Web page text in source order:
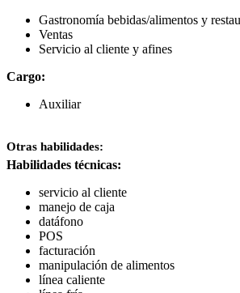
Gastronomía bebidas/alimentos y
Ventas
Servicio al cliente y afines
Cargo:
Auxiliar
Otras habilidades:
Habilidades técnicas:
servicio al cliente
manejo de caja
datáfono
POS
facturación
manipulación de alimentos
línea caliente